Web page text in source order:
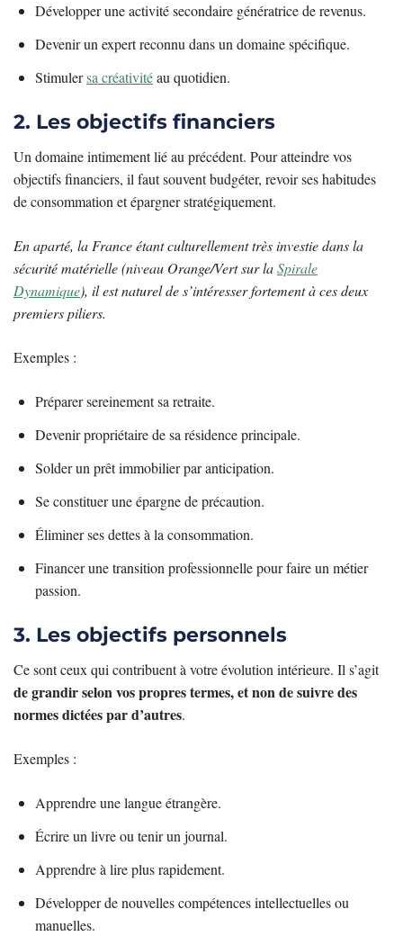
Développer une activité secondaire génératrice de revenus.
Devenir un expert reconnu dans un domaine spécifique.
Stimulersa créativitéau quotidien.
2. Les objectifs financiers
Un domaine intimement lié au précédent. Pour atteindre vos
objectifs financiers, il faut souvent budgéter, revoir ses habitudes
de consommation et épargner stratégiquement.
En aparté, la France étant culturellement très investie dans la
sécurité matérielle (niveau Orange/Vert sur laSpirale
Dynamique), il est naturel de s’intéresser fortement à ces deux
premiers piliers.
Exemples :
Préparer sereinement sa retraite.
Devenir propriétaire de sa résidence principale.
Solder un prêt immobilier par anticipation.
Se constituer une épargne de précaution.
Éliminer ses dettes à la consommation.
Financer une transition professionnelle pour faire un métier
passion.
3. Les objectifs personnels
Ce sont ceux qui contribuent à votre évolution intérieure. Il s’agit
de grandir selon vos propres termes, et non de suivre des
normes dictées par d’autres.
Exemples :
Apprendre une langue étrangère.
Écrire un livre ou tenir un journal.
Apprendre à lire plus rapidement.
Développer de nouvelles compétences intellectuelles ou
manuelles.